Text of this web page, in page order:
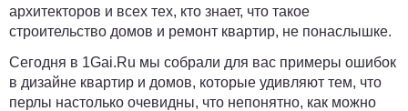
архитекторов и всех тех, кто знает, что такое
строительство домов и ремонт квартир, не понаслышке.
Сегодня в 1Gai.Ru мы собрали для вас примеры ошибок
в дизайне квартир и домов, которые удивляют тем, что
перлы настолько очевидны, что непонятно, как можно